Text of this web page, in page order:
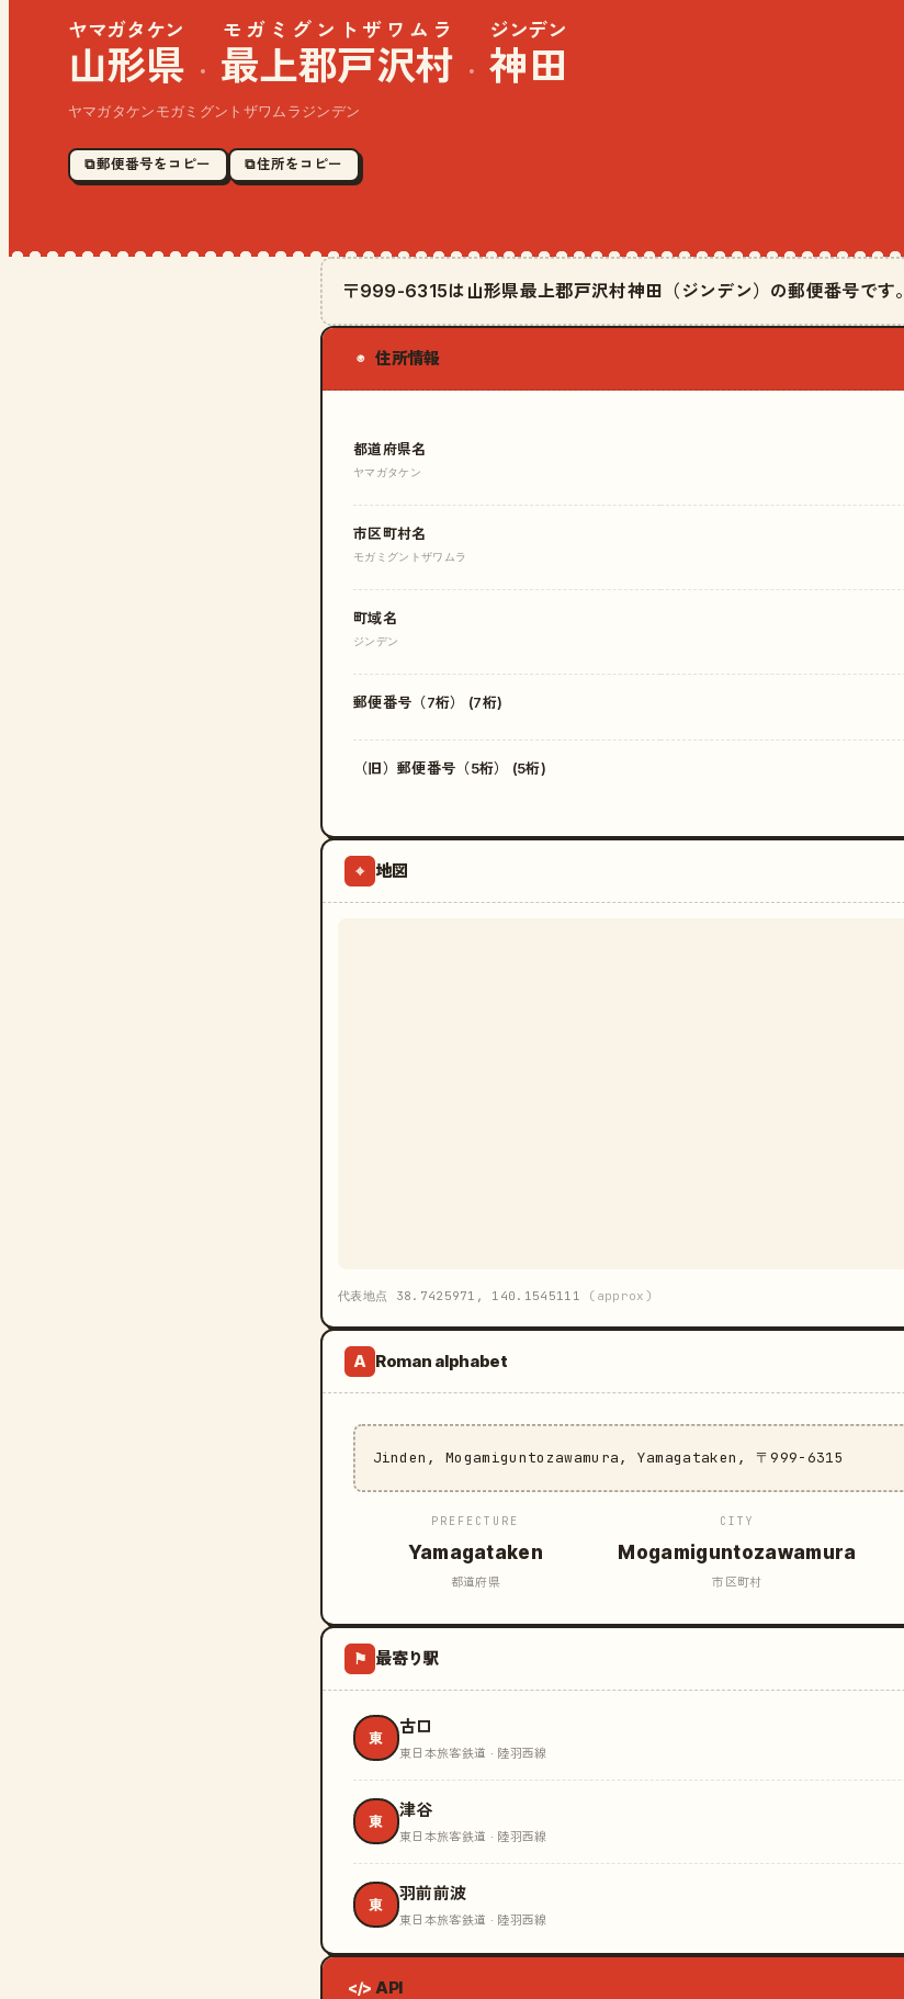
山形県
ヤマガタケン
· 最上郡戸沢村
モガミグントザワムラ
· 神田
ジンデン
ヤマガタケンモガミグントザワムラジンデン
⧉ 郵便番号をコピー ⧉ 住所をコピー
〒999-6315は山形県最上郡戸沢村神田（ジンデン）の郵便番号です。
◉ 住所情報
都道府県名
ヤマガタケン
市区町村名
モガミグントザワムラ
町域名
ジンデン
郵便番号（7桁） (7桁)
（旧）郵便番号（5桁） (5桁)
⌖ 地図
代表地点 38.7425971, 140.1545111 (approx)
A Roman alphabet
Jinden, Mogamiguntozawamura, Yamagataken, 〒999-6315
PREFECTURE
Yamagataken
都道府県
CITY
Mogamiguntozawamura
市区町村
⚑ 最寄り駅
東
古口
東日本旅客鉄道 · 陸羽西線
東
津谷
東日本旅客鉄道 · 陸羽西線
東
羽前前波
東日本旅客鉄道 · 陸羽西線
</> API